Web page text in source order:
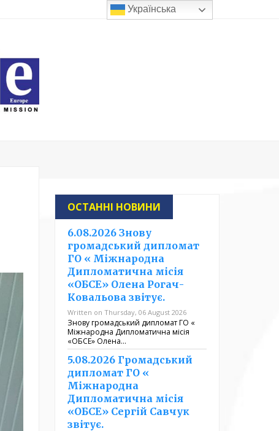
Українська
ОСТАННІ НОВИНИ
6.08.2026 Знову
громадський дипломат
ГО « Міжнародна
Дипломатична місія
«ОБСЕ» Олена Рогач-
Ковальова звітує.
Written on Thursday, 06 August 2026
Знову громадський дипломат ГО «
Міжнародна Дипломатична місія
«ОБСЕ» Олена…
5.08.2026 Громадський
дипломат ГО «
Міжнародна
Дипломатична місія
«ОБСЕ» Сергій Савчук
звітує.